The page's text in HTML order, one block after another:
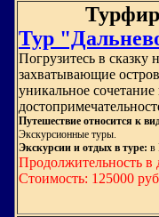
Тур
Погрузитесь в сказку
захватывающие
уникальное
Путешествие относится к
Экскурсионные туры.
Экскурсии и отдых в туре: в
Продолжительность в
Стоимость: 125000